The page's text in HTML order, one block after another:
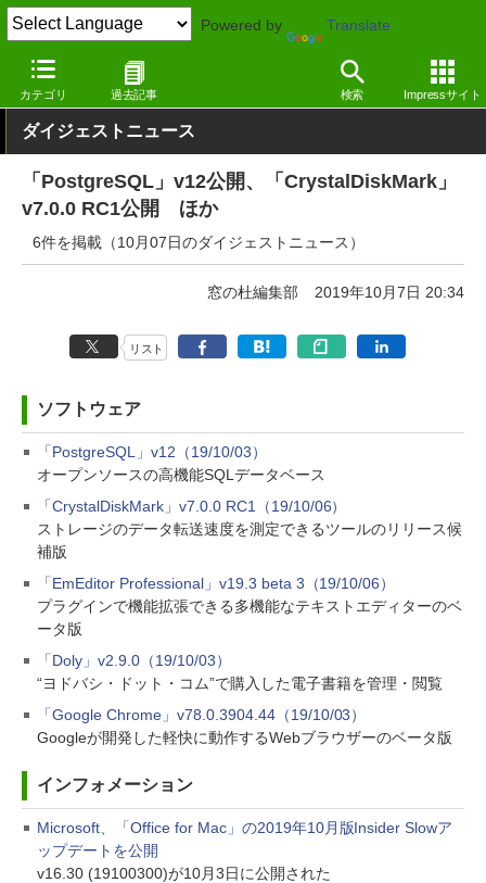
Powered by Translate
カテゴリ 過去記事 検索 Impressサイト
窓の杜 その他の話題 アップデート
ダイジェストニュース
「PostgreSQL」v12公開、「CrystalDiskMark」
v7.0.0 RC1公開 ほか
6件を掲載（10月07日のダイジェストニュース）
窓の杜編集部 2019年10月7日 20:34
リスト
ソフトウェア
「PostgreSQL」v12（19/10/03）
オープンソースの高機能SQLデータベース
「CrystalDiskMark」v7.0.0 RC1（19/10/06）
ストレージのデータ転送速度を測定できるツールのリリース候
補版
「EmEditor Professional」v19.3 beta 3（19/10/06）
プラグインで機能拡張できる多機能なテキストエディターのベ
ータ版
「Doly」v2.9.0（19/10/03）
“ヨドバシ・ドット・コム”で購入した電子書籍を管理・閲覧
「Google Chrome」v78.0.3904.44（19/10/03）
Googleが開発した軽快に動作するWebブラウザーのベータ版
インフォメーション
Microsoft、「Office for Mac」の2019年10月版Insider Slowア
ップデートを公開
v16.30 (19100300)が10月3日に公開された